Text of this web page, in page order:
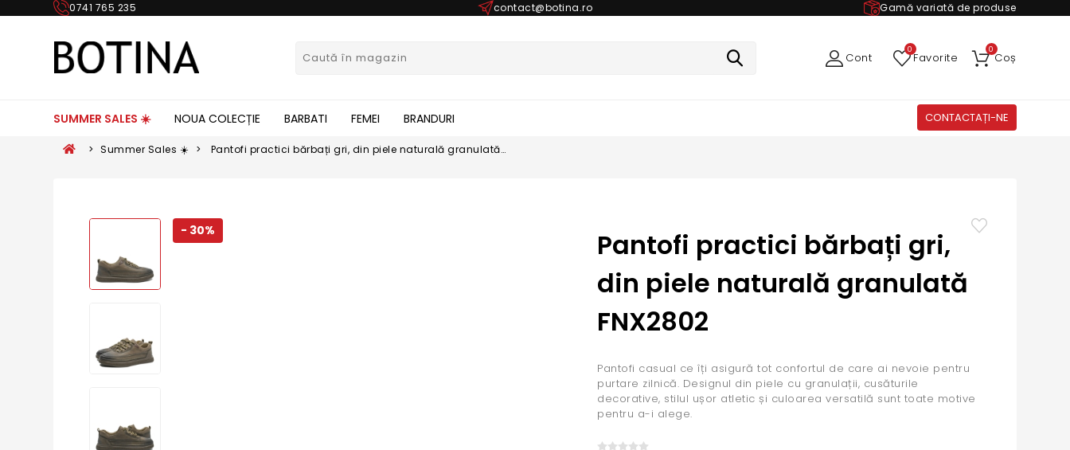
0741 765 235 contact@botina.ro Gamă variată de produse
Cont Favorite
0
Coș
0
SUMMER SALES ☀️ NOUA COLECȚIE BARBATI FEMEI BRANDURI CONTACTAȚI-NE
> Summer Sales ☀️ >
Pantofi practici bărbați gri, din piele naturală granulată
- 30%
Pantofi practici bărbați gri,
din piele naturală granulată
FNX2802
Pantofi casual ce îți asigură tot confortul de care ai nevoie pentru
purtare zilnică. Designul din piele cu granulații, cusăturile
decorative, stilul ușor atletic și culoarea versatilă sunt toate motive
pentru a-i alege.